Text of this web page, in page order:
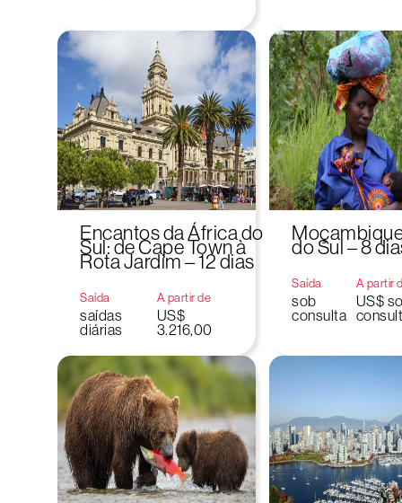
Encantos da África do
Sul: de Cape Town à
Rota Jardim – 12 dias
Saída
saídas
diárias
A partir de
US$
3.216,00
do Sul – 8
Saída
sob
consulta
A partir
US$